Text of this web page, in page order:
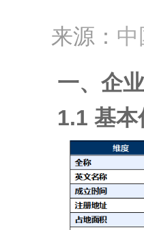
来源： 中
一、企
1.1 基本